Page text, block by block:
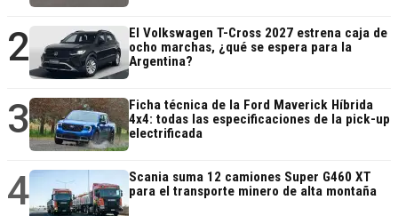
2
El Volkswagen T-Cross 2027 estrena caja de
ocho marchas, ¿qué se espera para la
Argentina?
3
Ficha técnica de la Ford Maverick Híbrida
4x4: todas las especificaciones de la pick-up
electrificada
4
Scania suma 12 camiones Super G460 XT
para el transporte minero de alta montaña